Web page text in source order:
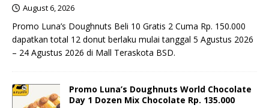
August 6, 2026
Promo Luna’s Doughnuts Beli 10 Gratis 2 Cuma Rp. 150.000
dapatkan total 12 donut berlaku mulai tanggal 5 Agustus 2026
– 24 Agustus 2026 di Mall Teraskota BSD.
Promo Luna’s Doughnuts World Chocolate
Day 1 Dozen Mix Chocolate Rp. 135.000